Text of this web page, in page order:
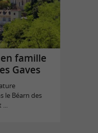
famille
Gaves
le Béarn des
...